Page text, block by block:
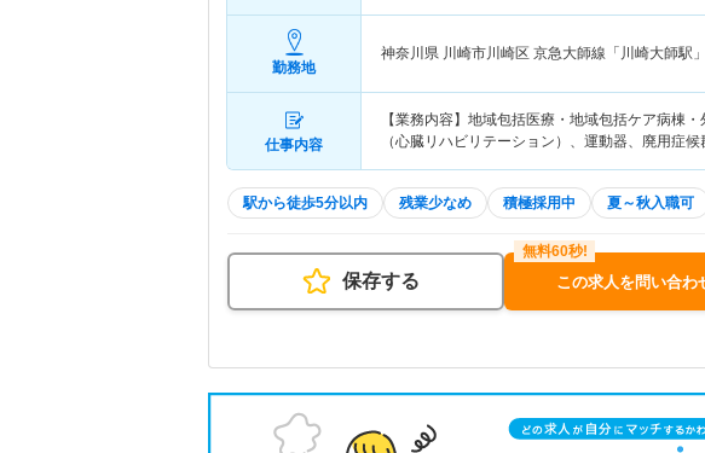
勤務地
神奈川県 川崎市川崎区 京急大師線「川崎大師駅
仕事内容
【業務内容】地域包括医療・地域包括ケア病棟
（心臓リハビリテーション）、運動器、廃用症
駅から徒歩5分以内 残業少なめ 積極採用中 夏～秋入職可
保存する この求人を問い合わ